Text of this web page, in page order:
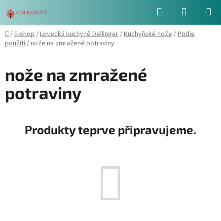
na
obsah
Hledat
KOŠÍK
Domů
/E-shop/Lovecká kuchyně Dellinger/Kuchyňské nože/Podle
použití/nože na zmražené potraviny
nože na zmražené
potraviny
Produkty teprve připravujeme.